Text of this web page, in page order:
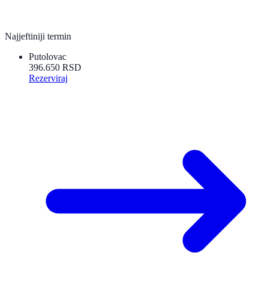
Najjeftiniji termin
Putolovac
396.650 RSD
Rezerviraj